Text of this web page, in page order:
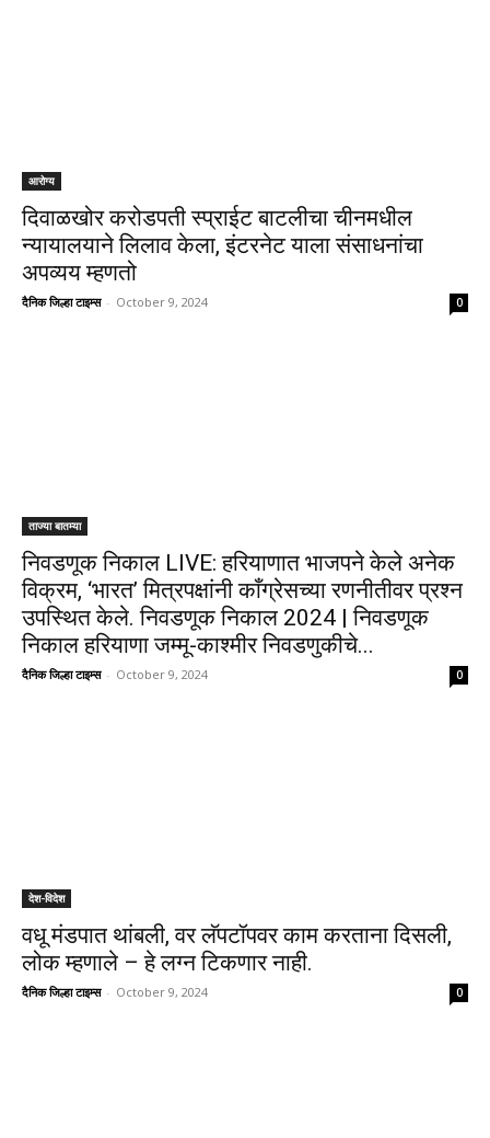
आरोग्य
दिवाळखोर करोडपती स्प्राईट बाटलीचा चीनमधील
न्यायालयाने लिलाव केला, इंटरनेट याला संसाधनांचा
अपव्यय म्हणतो
दैनिक जिल्हा टाइम्स - October 9, 2024 0
ताज्या बातम्या
निवडणूक निकाल LIVE: हरियाणात भाजपने केले अनेक
विक्रम, ‘भारत’ मित्रपक्षांनी काँग्रेसच्या रणनीतीवर प्रश्न
उपस्थित केले. निवडणूक निकाल 2024 | निवडणूक
निकाल हरियाणा जम्मू-काश्मीर निवडणुकीचे...
दैनिक जिल्हा टाइम्स - October 9, 2024 0
देश-विदेश
वधू मंडपात थांबली, वर लॅपटॉपवर काम करताना दिसली,
लोक म्हणाले – हे लग्न टिकणार नाही.
दैनिक जिल्हा टाइम्स - October 9, 2024 0